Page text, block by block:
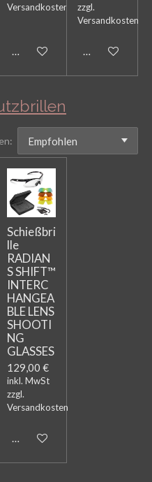
Versandkosten
In den Warenkorb
zzgl.
Versandkosten
In den
Schießbri
lle
RADIAN
S SHIFT™
INTERC
HANGEA
BLE LENS
SHOOTI
NG
GLASSES
129,00 €
inkl. MwSt
zzgl.
Versandkosten
In den Warenkorb